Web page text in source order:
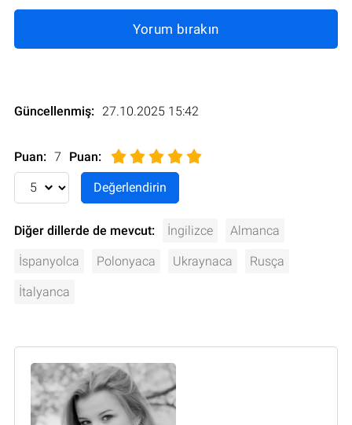
Yorum bırakın
Güncellenmiş: 27.10.2025 15:42
Puan: 7 Puan:
Diğer dillerde de mevcut: İngilizce Almanca
İspanyolca Polonyaca Ukraynaca Rusça
İtalyanca